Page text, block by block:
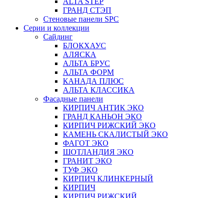
ГРАНД СТЭП
Стеновые панели SPC
Серии и коллекции
Сайдинг
БЛОКХАУС
АЛЯСКА
АЛЬТА БРУС
АЛЬТА ФОРМ
КАНАДА ПЛЮС
АЛЬТА КЛАССИКА
Фасадные панели
КИРПИЧ АНТИК ЭКО
ГРАНД КАНЬОН ЭКО
КИРПИЧ РИЖСКИЙ ЭКО
КАМЕНЬ СКАЛИСТЫЙ ЭКО
ФАГОТ ЭКО
ШОТЛАНДИЯ ЭКО
ГРАНИТ ЭКО
ТУФ ЭКО
КИРПИЧ КЛИНКЕРНЫЙ
КИРПИЧ
КИРПИЧ РИЖСКИЙ